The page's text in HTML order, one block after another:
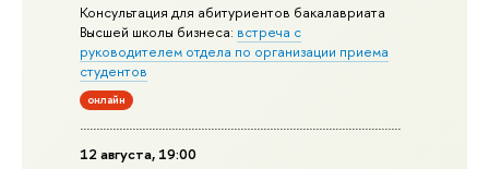
Консультация для абитуриентов бакалавриата
Высшей школы бизнеса: встреча с
руководителем отдела по организации приема
студентов
онлайн
12 августа, 19:00